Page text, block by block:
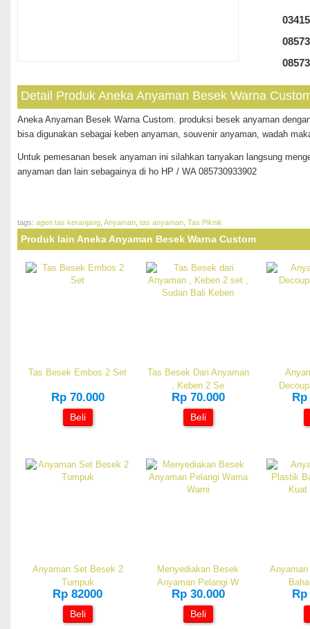
Detail Produk Aneka Anyaman Besek Warna
Aneka Anyaman Besek Warna Custom. produksi besek anyaman
bisa digunakan sebagai keben anyaman, souvenir anyaman, wadah
Untuk pemesanan besek anyaman ini silahkan tanyakan langsung
anyaman dan lain sebagainya di ho HP / WA 085730933902
tags: agen tas keranjang Anyaman tas anyaman Tas Piknik
Produk lain Aneka Anyaman Besek Warna Custom
Tas Besek Embos 2 Set
Rp 70.000
Beli
Tas Besek Dari Anyaman
, Keben 2 Se
Rp 70.000
Beli
Rp
Anyaman Set Besek 2
Tumpuk
Rp 82000
Beli
Menyediakan Besek
Anyaman Pelangi W
Rp 30.000
Beli
Rp